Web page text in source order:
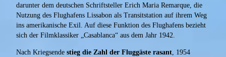
darunter dem deutschen Schriftsteller Erich Maria Remarque, die
Nutzung des Flughafens Lissabon als Transitstation auf ihrem Weg
ins amerikanische Exil. Auf diese Funktion des Flughafens bezieht
sich der Filmklassiker „Casablanca“ aus dem Jahr 1942.
Nach Kriegsende stieg die Zahl der Fluggäste rasant, 1954